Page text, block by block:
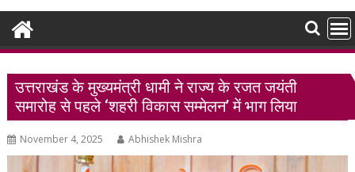
उत्तराखंड के मुख्यमंत्री धामी ने राज्य के रजत जयंती
समारोह से पहले ‘शहरी विकास सम्मेलन’ में भाग लिया
November 4, 2025 Abhishek Mishra